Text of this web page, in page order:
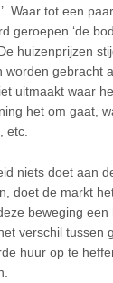
Waar tot een
geroepen ‘de
huizenprijzen
worden gebracht
uitmaakt waar
het om gaat,
etc.
niets doet aan
doet de markt
beweging een
verschil tussen
huur op te